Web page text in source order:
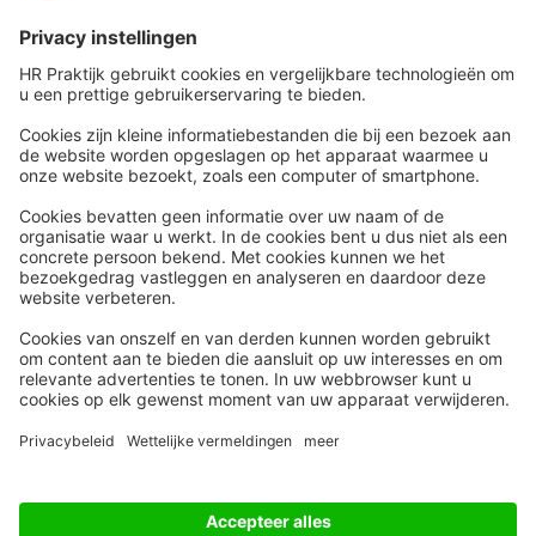
Snel naar
Nieuws
Whitepapers
Webinars
Word lid
Contact
Meer
HR Academy
HR Podcast
CHRO
HR Day
Volg Ons